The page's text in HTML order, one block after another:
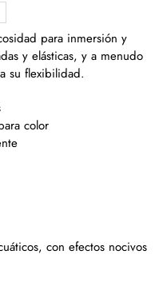
para inmersión y
y elásticas, y a menudo
su flexibilidad.
color
con efectos nocivos